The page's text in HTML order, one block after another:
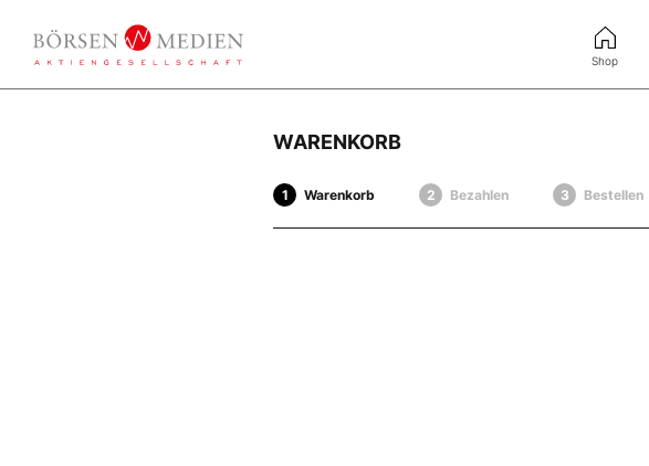
Shop
WARENKORB
Warenkorb Bezahlen Bestellen